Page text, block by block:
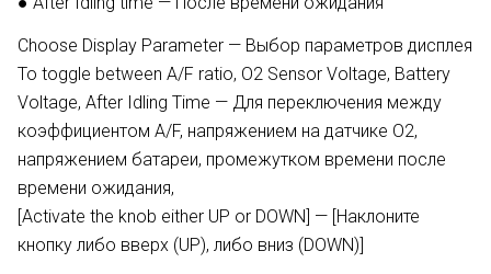
Choose Display Parameter — Выбор параметров дисплея
To toggle between A/F ratio, О2 Sensor Voltage, Battery
Voltage, After Idling Time — Для переключения между
коэффициентом A/F, напряжением на датчике О2,
напряжением батареи, промежутком времени после
времени ожидания,
[Activate the knob either UP or DOWN] — [Наклоните
кнопку либо вверх (UP), либо вниз (DOWN)]